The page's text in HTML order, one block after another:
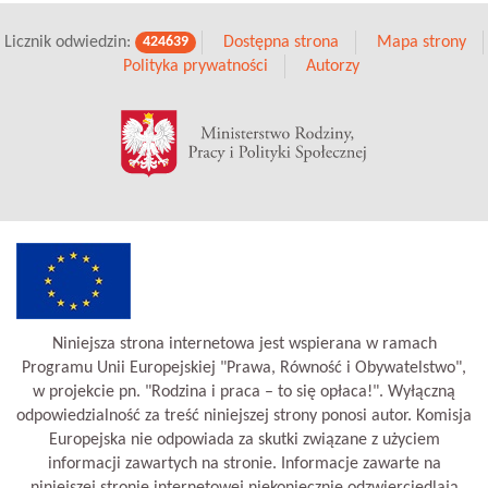
Licznik odwiedzin: 424639 Dostępna strona
Mapa strony
Polityka prywatności
Autorzy
Niniejsza strona internetowa jest wspierana w ramach
Programu Unii Europejskiej "Prawa, Równość i Obywatelstwo",
w projekcie pn. "Rodzina i praca – to się opłaca!". Wyłączną
odpowiedzialność za treść niniejszej strony ponosi autor. Komisja
Europejska nie odpowiada za skutki związane z użyciem
informacji zawartych na stronie. Informacje zawarte na